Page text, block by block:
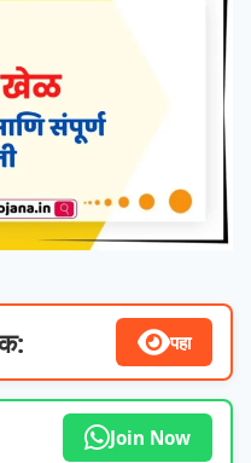
पहा
Join Now